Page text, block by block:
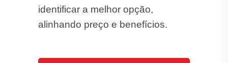
identificar a melhor opção,
alinhando preço e benefícios.